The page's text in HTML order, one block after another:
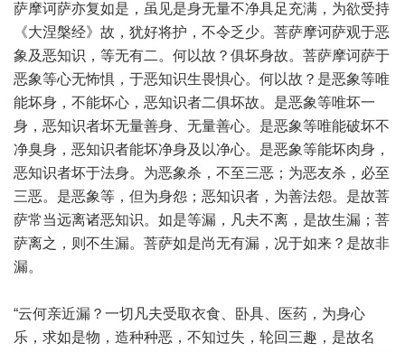
萨摩诃萨亦复如是，虽见是身无量不净具足充满，为欲受持
《大涅槃经》故，犹好将护，不令乏少。菩萨摩诃萨观于恶
象及恶知识，等无有二。何以故？俱坏身故。菩萨摩诃萨于
恶象等心无怖惧，于恶知识生畏惧心。何以故？是恶象等唯
能坏身，不能坏心，恶知识者二俱坏故。是恶象等唯坏一
身，恶知识者坏无量善身、无量善心。是恶象等唯能破坏不
净臭身，恶知识者能坏净身及以净心。是恶象等能坏肉身，
恶知识者坏于法身。为恶象杀，不至三恶；为恶友杀，必至
三恶。是恶象等，但为身怨；恶知识者，为善法怨。是故菩
萨常当远离诸恶知识。如是等漏，凡夫不离，是故生漏；菩
萨离之，则不生漏。菩萨如是尚无有漏，况于如来？是故非
漏。
“云何亲近漏？一切凡夫受取衣食、卧具、医药，为身心
乐，求如是物，造种种恶，不知过失，轮回三趣，是故名